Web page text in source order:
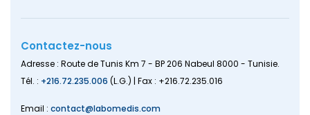
Contactez-nous
Adresse : Route de Tunis Km 7 - BP 206 Nabeul 8000 - Tunisie.
Tél. : +216.72.235.006 (L.G.) | Fax : +216.72.235.016
Email : contact@labomedis.com